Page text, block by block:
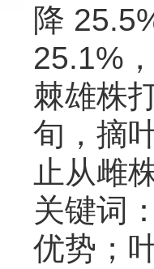
降
25.1%
棘雄株
旬，摘
止从雌
关键词
优势；